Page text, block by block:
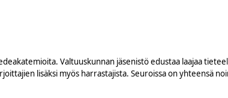
Valtuuskunnan jäsenistö edustaa laajaa
lisäksi myös harrastajista. Seuroissa on yhteensä